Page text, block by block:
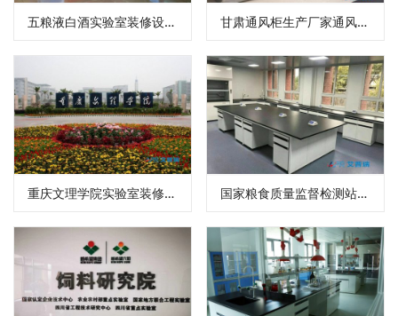
甘肃通风柜生产厂家通风柜安装实景图（图集）
重庆文理学院实验室装修设计效果图 国家粮食质量监督检测站实验室装修设计